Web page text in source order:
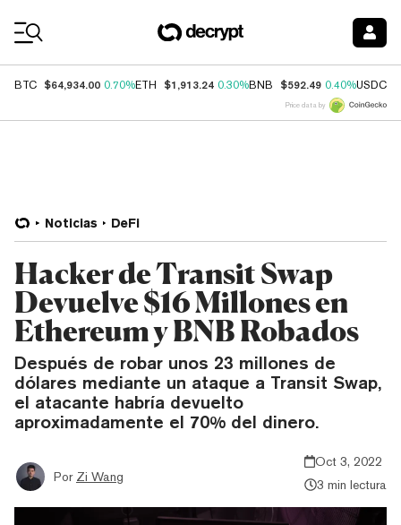
BTC $64,934.00 0.70%ETH $1,913.24 0.30%BNB $592.49 0.40%USDC
Price data by
Noticias DeFi
Hacker de Transit Swap
Devuelve $16 Millones en
Ethereum y BNB Robados
Después de robar unos 23 millones de
dólares mediante un ataque a Transit Swap,
el atacante habría devuelto
aproximadamente el 70% del dinero.
Por Zi Wang
Oct 3, 2022
3 min lectura